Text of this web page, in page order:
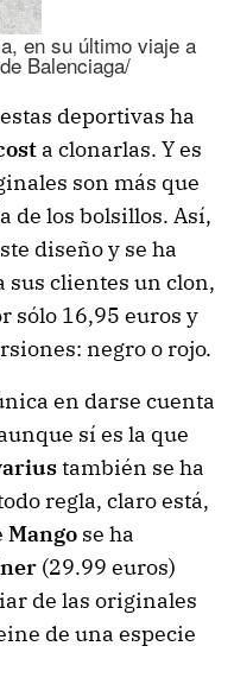
en su último viaje a
Balenciaga/
deportivas ha
a clonarlas. Y es
son más que
de los bolsillos. Así,
diseño y se ha
clientes un clon,
sólo 16,95 euros y
negro o rojo.
en darse cuenta
sí es la que
también se ha
regla, claro está,
Mango se ha
(29.99 euros)
de las originales
de una especie